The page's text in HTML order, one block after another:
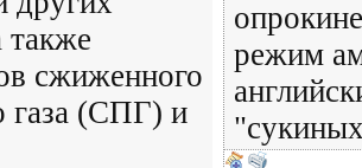
также
сжиженного
газа (СПГ) и
режим